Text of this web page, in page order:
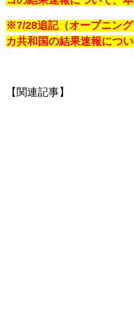
※7/28追記（オープニン
カ共和国の結果速報につ
【関連記事】